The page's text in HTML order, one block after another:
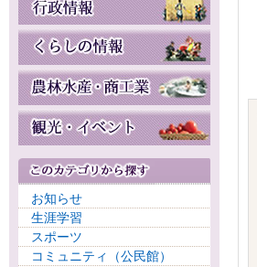
お知らせ
生涯学習
スポーツ
コミュニティ（公民館）